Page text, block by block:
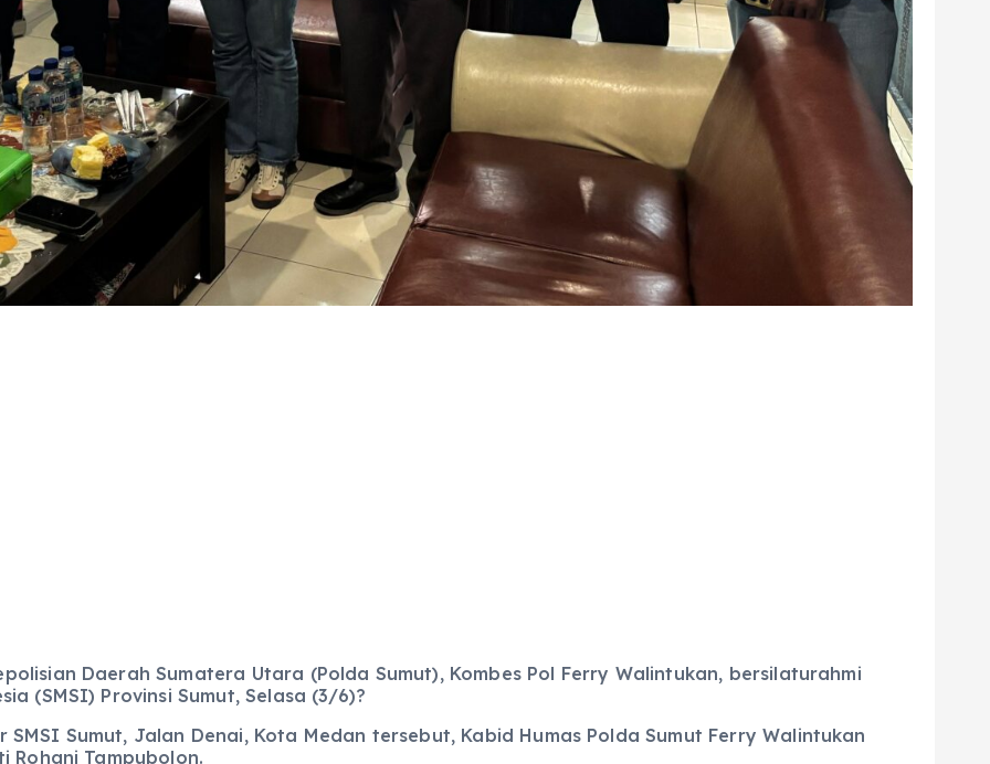
Daerah Sumatera Utara (Polda Sumut), Kombes Pol Ferry Walintukan, bersilaturahmi
(SMSI) Provinsi Sumut, Selasa (3/6)?
Sumut, Jalan Denai, Kota Medan tersebut, Kabid Humas Polda Sumut Ferry Walintukan
Rohani Tampubolon.